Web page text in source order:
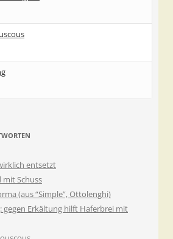
entsetzt
mit Schuss
(aus “Simple”, Ottolenghi)
gegen Erkältung hilft Haferbrei mit